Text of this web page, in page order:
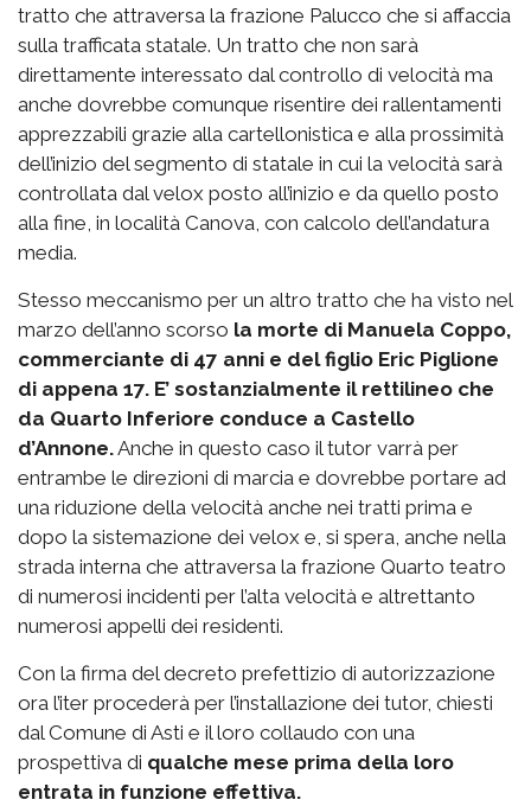
tratto che attraversa la frazione Palucco che si affaccia
sulla trafficata statale. Un tratto che non sarà
direttamente interessato dal controllo di velocità ma
anche dovrebbe comunque risentire dei rallentamenti
apprezzabili grazie alla cartellonistica e alla prossimità
dell’inizio del segmento di statale in cui la velocità sarà
controllata dal velox posto all’inizio e da quello posto
alla fine, in località Canova, con calcolo dell’andatura
media.
Stesso meccanismo per un altro tratto che ha visto nel
marzo dell’anno scorso la morte di Manuela Coppo,
commerciante di 47 anni e del figlio Eric Piglione
di appena 17. E’ sostanzialmente il rettilineo che
da Quarto Inferiore conduce a Castello
d’Annone.Anche in questo caso il tutor varrà per
entrambe le direzioni di marcia e dovrebbe portare ad
una riduzione della velocità anche nei tratti prima e
dopo la sistemazione dei velox e, si spera, anche nella
strada interna che attraversa la frazione Quarto teatro
di numerosi incidenti per l’alta velocità e altrettanto
numerosi appelli dei residenti.
Con la firma del decreto prefettizio di autorizzazione
ora l’iter procederà per l’installazione dei tutor, chiesti
dal Comune di Asti e il loro collaudo con una
prospettiva di qualche mese prima della loro
entrata in funzione effettiva.